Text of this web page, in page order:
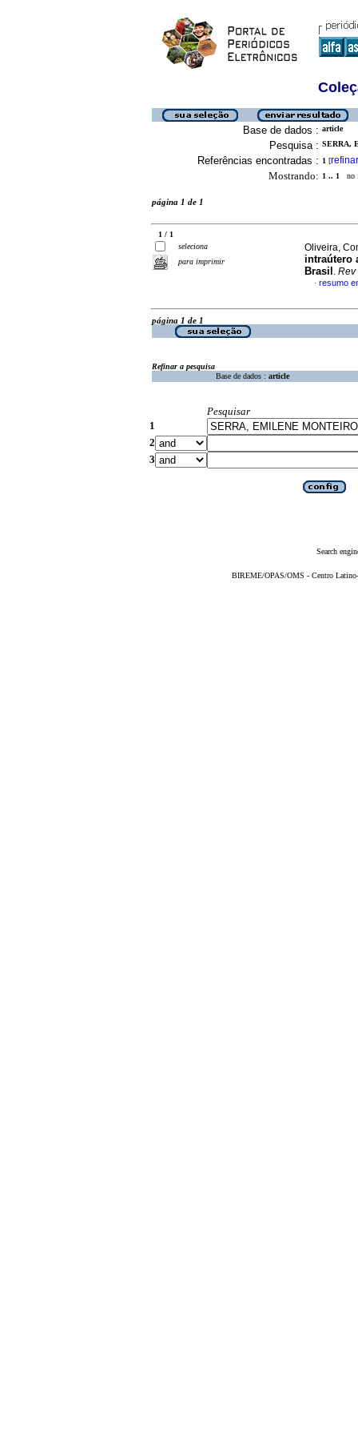
Base de dados : article
Pesquisa : SERRA,
Referências encontradas : 1 [refinar
Mostrando: 1 .. 1 no
página 1 de 1
1 / 1
seleciona
para imprimir
Oliveira,
intraútero
Brasil . Rev
· resumo
página 1 de 1
Refinar a pesquisa
Base de dados : article
Pesquisar
1
2
3
Search
BIREME/OPAS/OMS - Centro Latino-